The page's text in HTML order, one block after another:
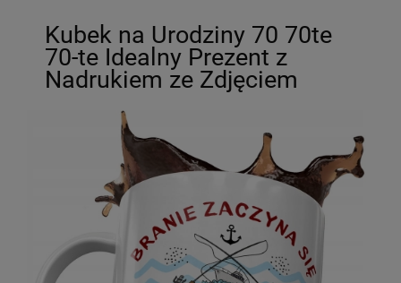
Kubek na Urodziny 70 70te
70-te Idealny Prezent z
Nadrukiem ze Zdjęciem